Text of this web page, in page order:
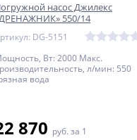
насос Джилекс
550/14
DG-5151
Вт: 2000 Макс.
л/мин: 550
вода
870 руб. за 1